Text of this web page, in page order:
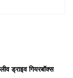
ड्राइव गियरबॉक्स